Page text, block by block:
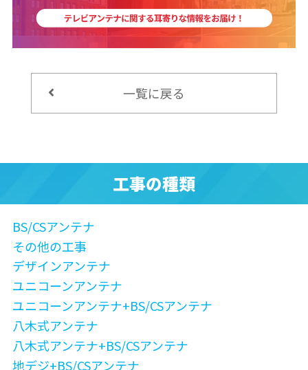
一覧に戻る
工事の種類
BS/CSアンテナ
その他の工事
デザインアンテナ
ユニコーンアンテナ
ユニコーンアンテナ+BS/CSアンテナ
八木式アンテナ
八木式アンテナ+BS/CSアンテナ
地デジ+BS/CSアンテナ